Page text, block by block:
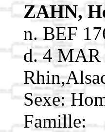
ZAHN,
n. BEF
d. 4 MAR
Sexe:
Famille: